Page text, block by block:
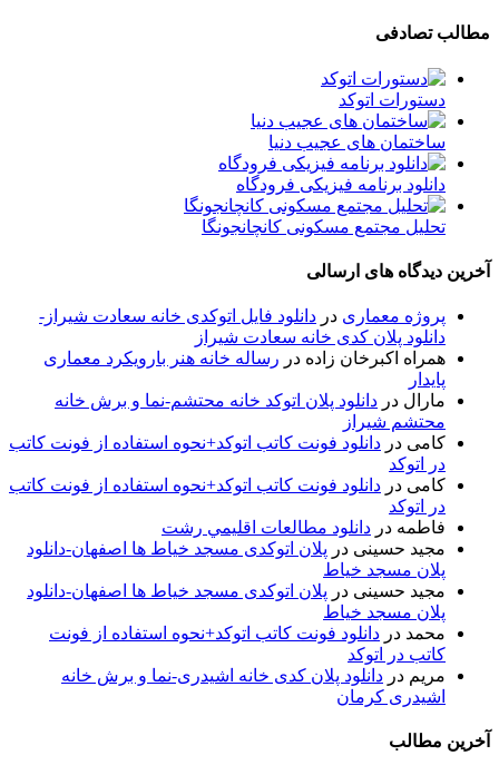
مطالب تصادفی
دستورات اتوکد
ساختمان های عجیب دنیا
دانلود برنامه فیزیکی فرودگاه
تحلیل مجتمع مسکونی کانچانجونگا
آخرین دیدگاه های ارسالی
پروژه معماری در دانلود فایل اتوکدی خانه سعادت شیراز-
دانلود پلان کدی خانه سعادت شیراز
همراه اکبرخان زاده در رساله خانه هنر بارویکرد معماری
پایدار
مارال در دانلود پلان اتوکد خانه محتشم-نما و برش خانه
محتشم شیراز
کامی در دانلود فونت کاتب اتوکد+نحوه استفاده از فونت کاتب
در اتوکد
کامی در دانلود فونت کاتب اتوکد+نحوه استفاده از فونت کاتب
در اتوکد
فاطمه در دانلود مطالعات اقليمي رشت
مجید حسینی در پلان اتوکدی مسجد خیاط ها اصفهان-دانلود
پلان مسجد خیاط
مجید حسینی در پلان اتوکدی مسجد خیاط ها اصفهان-دانلود
پلان مسجد خیاط
محمد در دانلود فونت کاتب اتوکد+نحوه استفاده از فونت
کاتب در اتوکد
مریم در دانلود پلان کدی خانه اشیدری-نما و برش خانه
اشیدری کرمان
آخرین مطالب